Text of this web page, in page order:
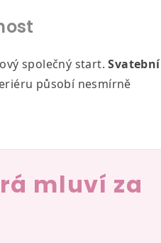
společný start.Svatební
působí nesmírně
mluví za